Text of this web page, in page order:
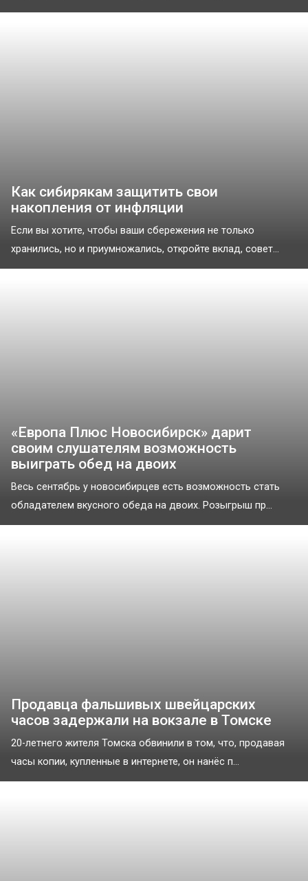
Как сибирякам защитить свои
накопления от инфляции
Если вы хотите, чтобы ваши сбережения не только
хранились, но и приумножались, откройте вклад, совет...
«Европа Плюс Новосибирск» дарит
своим слушателям возможность
выиграть обед на двоих
Весь сентябрь у новосибирцев есть возможность стать
обладателем вкусного обеда на двоих. Розыгрыш пр...
Продавца фальшивых швейцарских
часов задержали на вокзале в Томске
20-летнего жителя Томска обвинили в том, что, продавая
часы копии, купленные в интернете, он нанёс п...